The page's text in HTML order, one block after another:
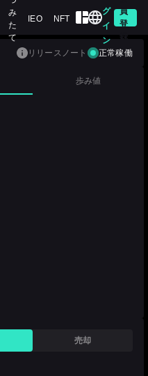
み
た
て
IEO NFT
グ
イ
ン
員
登
録
リリースノート 正常稼働
歩み値
売却